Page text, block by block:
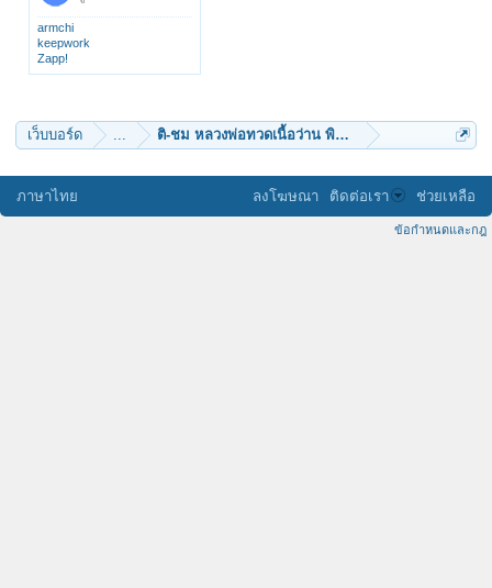
armchi
keepwork
Zapp!
เว็บบอร์ด ... ติ-ชม หลวงพ่อทวดเนื้อว่าน พิมพะใหญ่ 2497 องค์นี้ กั
ภาษาไทย ลงโฆษณา ติดต่อเรา ช่วยเหลือ
ข้อกำหนดและกฎ